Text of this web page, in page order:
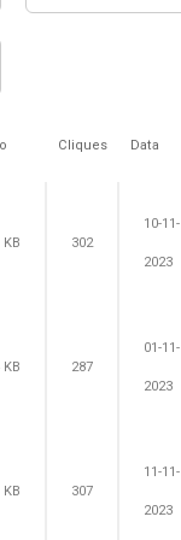
Cliques Data
KB 302
10-11-
2023
KB 287
01-11-
2023
KB 307
11-11-
2023